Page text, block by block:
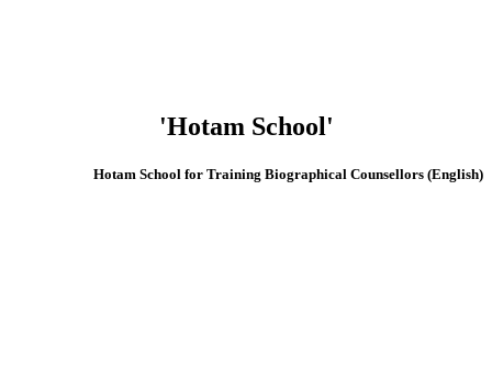
'Hotam School'
(English) Hotam School for Training Biographical Counsellors